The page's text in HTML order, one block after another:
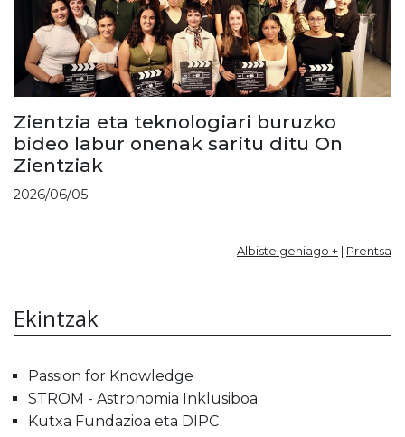
Zientzia eta teknologiari buruzko
bideo labur onenak saritu ditu On
Zientziak
2026/06/05
Albiste gehiago + | Prentsa
Ekintzak
Passion for Knowledge
STROM - Astronomia Inklusiboa
Kutxa Fundazioa eta DIPC